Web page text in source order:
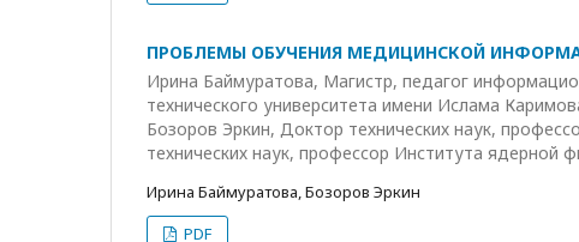
ПРОБЛЕМЫ ОБУЧЕНИЯ МЕДИЦИНСКОЙ
Ирина Баймуратова, Магистр, педагог
технического университета имени Ислама
Бозоров Эркин, Доктор технических наук,
технических наук, профессор Института ядерной
Ирина Баймуратова, Бозоров Эркин
PDF